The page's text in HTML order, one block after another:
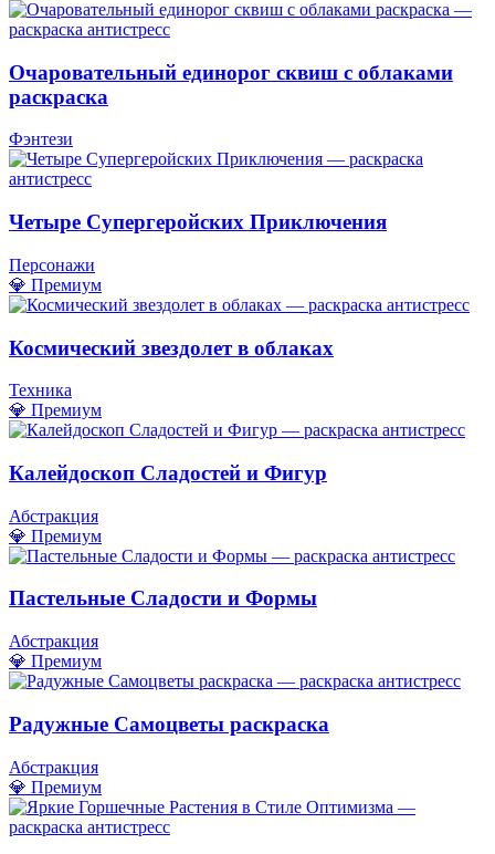
Очаровательный единорог сквиш с облаками
раскраска
Фэнтези
Четыре Супергеройских Приключения
Персонажи
💎 Премиум
Космический звездолет в облаках
Техника
💎 Премиум
Калейдоскоп Сладостей и Фигур
Абстракция
💎 Премиум
Пастельные Сладости и Формы
Абстракция
💎 Премиум
Радужные Самоцветы раскраска
Абстракция
💎 Премиум